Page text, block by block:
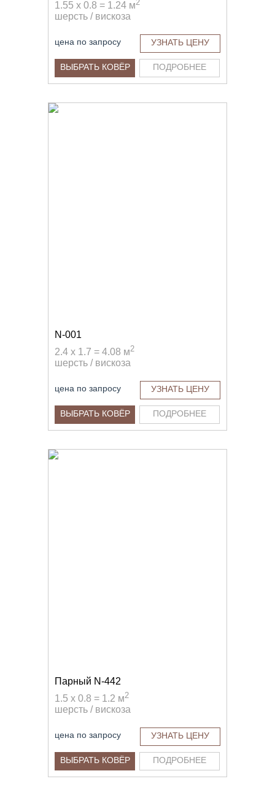
1.55 x 0.8 = 1.24 м2
шерсть / вискоза
цена по запросу УЗНАТЬ ЦЕНУ
ВЫБРАТЬ КОВЁР ПОДРОБНЕЕ
N-001
2.4 x 1.7 = 4.08 м2
шерсть / вискоза
цена по запросу УЗНАТЬ ЦЕНУ
ВЫБРАТЬ КОВЁР ПОДРОБНЕЕ
Парный N-442
1.5 x 0.8 = 1.2 м2
шерсть / вискоза
цена по запросу УЗНАТЬ ЦЕНУ
ВЫБРАТЬ КОВЁР ПОДРОБНЕЕ